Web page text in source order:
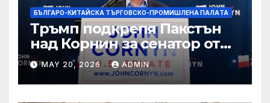
БЪЛГАРО-КИТАЙСКА ТЪРГОВСКО-ПРОМИШЛЕНА ПАЛAТА
Тръмп подкрепя Пакстън
над Корнин за сенатор от
Тексас в шокираща
подкрепа
MAY 20, 2026 ADMIN